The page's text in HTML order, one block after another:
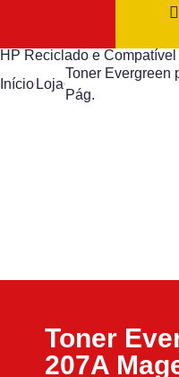
HP Reciclado e Compatível
Início Loja
Toner Evergreen
Pág.
Toner
207A